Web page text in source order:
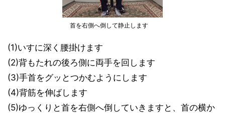
首を右側へ倒して静止します
(1)いすに深く腰掛けます
(2)背もたれの後ろ側に両手を回します
(3)手首をグッとつかむようにします
(4)背筋を伸ばします
(5)ゆっくりと首を右側へ倒していきますと、首の横か